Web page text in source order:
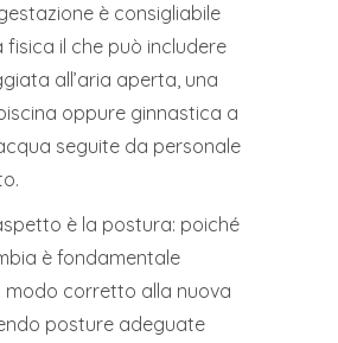
è consigliabile
il che può includere
all’aria aperta, una
oppure ginnastica a
seguite da personale
è la postura: poiché
è fondamentale
modo corretto alla nuova
posture adeguate